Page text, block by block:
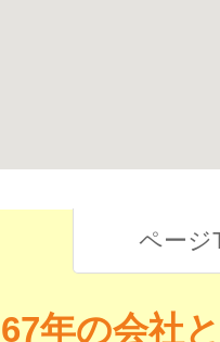
ページ
67年の会社